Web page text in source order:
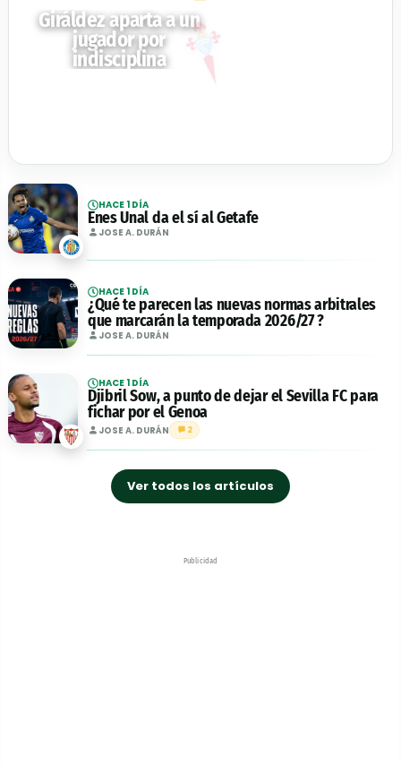
Giráldez aparta a un
jugador por
indisciplina
HACE 1 DÍA
Enes Ünal da el sí al Getafe
JOSE A. DURÁN
HACE 1 DÍA
¿Qué te parecen las nuevas normas arbitrales
que marcarán la temporada 2026/27 ?
JOSE A. DURÁN
HACE 1 DÍA
Djibril Sow, a punto de dejar el Sevilla FC para
fichar por el Genoa
JOSE A. DURÁN 2
Ver todos los artículos
Publicidad